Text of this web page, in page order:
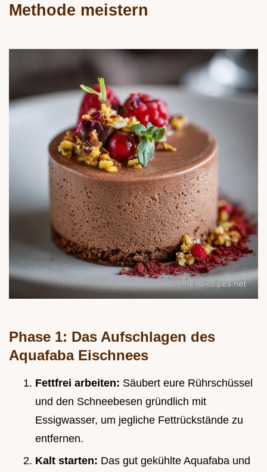
Methode meistern
Phase 1: Das Aufschlagen des
Aquafaba Eischnees
Fettfrei arbeiten: Säubert eure Rührschüssel
und den Schneebesen gründlich mit
Essigwasser, um jegliche Fettrückstände zu
entfernen.
Kalt starten: Das gut gekühlte Aquafaba und